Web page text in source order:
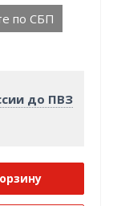
по СБП
до ПВЗ